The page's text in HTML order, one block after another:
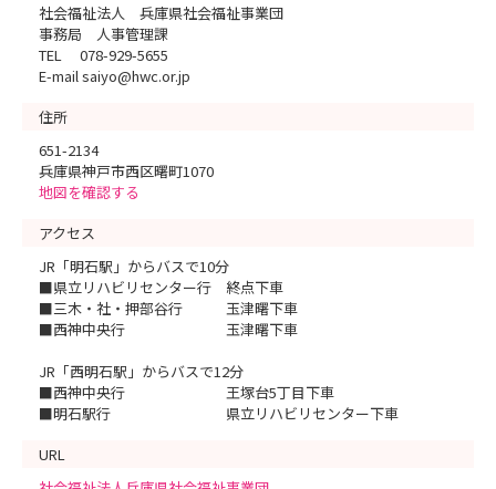
社会福祉法人 兵庫県社会福祉事業団
事務局 人事管理課
TEL 078-929-5655
E-mail saiyo@hwc.or.jp
住所
651-2134
兵庫県神戸市西区曙町1070
地図を確認する
アクセス
JR「明石駅」からバスで10分
■県立リハビリセンター行 終点下車
■三木・社・押部谷行 玉津曙下車
■西神中央行 玉津曙下車
JR「西明石駅」からバスで12分
■西神中央行 王塚台5丁目下車
■明石駅行 県立リハビリセンター下車
URL